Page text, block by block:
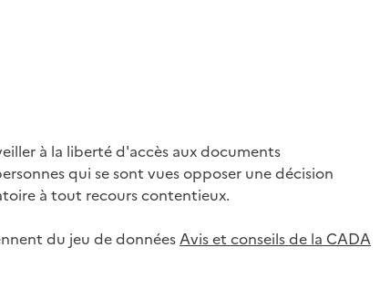
à la liberté d'accès aux documents
qui se sont vues opposer une décision
à tout recours contentieux.
du jeu de donnéesAvis et conseils de la CADA